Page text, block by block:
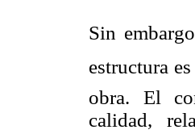
Sin
estructura
obra. El
calidad,